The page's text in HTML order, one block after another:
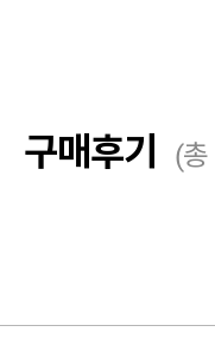
구매후기 (총